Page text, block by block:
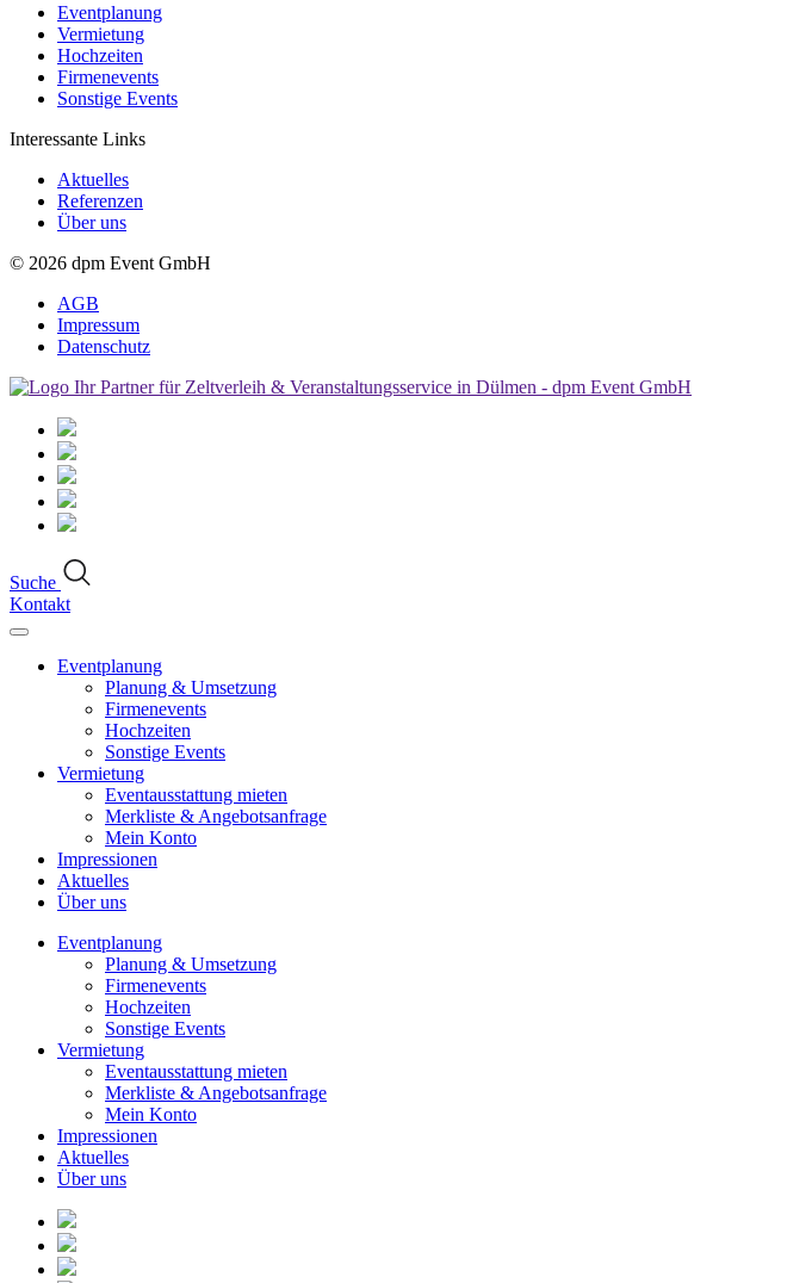
Eventplanung
Vermietung
Hochzeiten
Firmenevents
Sonstige Events
Interessante Links
Aktuelles
Referenzen
Über uns
© 2026 dpm Event GmbH
AGB
Impressum
Datenschutz
Suche
Kontakt
Eventplanung
Planung & Umsetzung
Firmenevents
Hochzeiten
Sonstige Events
Vermietung
Eventausstattung mieten
Merkliste & Angebotsanfrage
Mein Konto
Impressionen
Aktuelles
Über uns
Eventplanung
Planung & Umsetzung
Firmenevents
Hochzeiten
Sonstige Events
Vermietung
Eventausstattung mieten
Merkliste & Angebotsanfrage
Mein Konto
Impressionen
Aktuelles
Über uns